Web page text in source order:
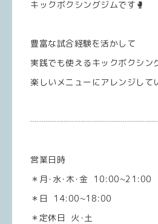
キックボクシングジムです🥊
豊富な試合経験を活かして
実践でも使えるキックボクシン
楽しいメニューにアレンジして
営業日時
＊月･水･木･金 10:00~21:00
＊日 14:00~18:00
＊定休日 火･土